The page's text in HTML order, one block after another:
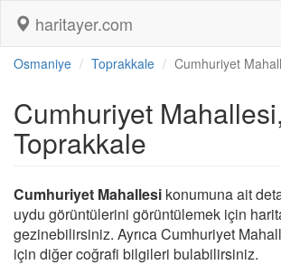
haritayer.com
Osmaniye Toprakkale Cumhuriyet
Cumhuriyet Mahallesi,
Toprakkale
Cumhuriyet Mahallesi konumuna ait
uydu görüntülerini görüntülemek için
gezinebilirsiniz. Ayrıca Cumhuriyet
için diğer coğrafi bilgileri bulabilirsiniz.